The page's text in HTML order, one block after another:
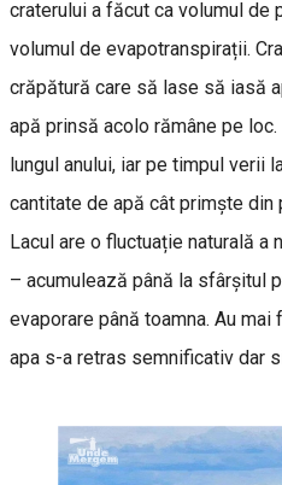
craterului a făcut ca volumul de
volumul de evapotranspirații.
crăpătură care să lase să iasă
apă prinsă acolo rămâne pe
lungul anului, iar pe timpul verii
cantitate de apă cât primște din
Lacul are o fluctuație naturală a
– acumulează până la sfârșitul
evaporare până toamna. Au
apa s-a retras semnificativ dar